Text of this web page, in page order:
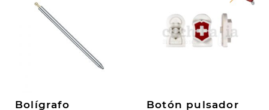
Bolígrafo
Botón pulsador